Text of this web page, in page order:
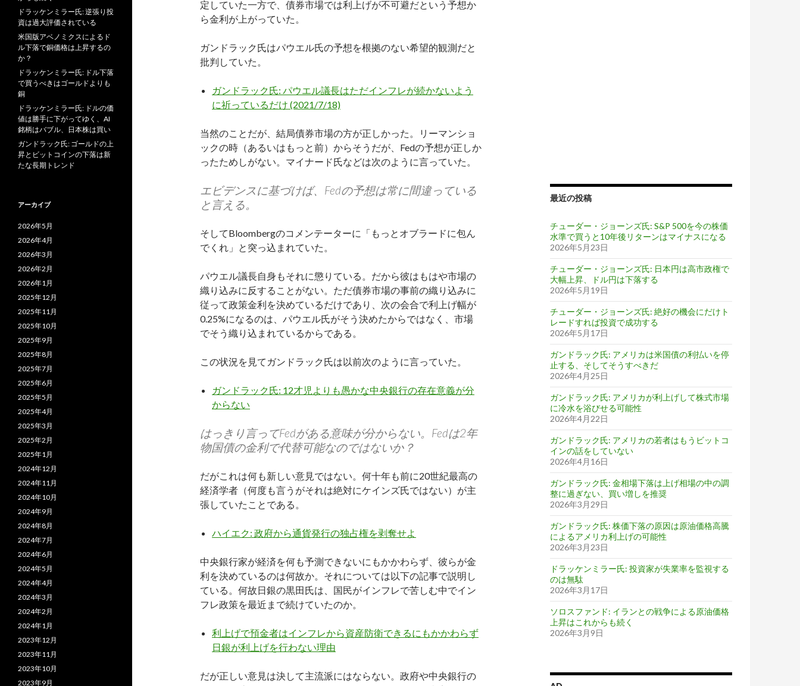
定していた一方で、債券市場では利上げが不可避だという予想か
ら金利が上がっていた。
ガンドラック氏はパウエル氏の予想を根拠のない希望的観測だと
批判していた。
ガンドラック氏: パウエル議長はただインフレが続かないよう
に祈っているだけ (2021/7/18)
当然のことだが、結局債券市場の方が正しかった。リーマンショ
ックの時（あるいはもっと前）からそうだが、Fedの予想が正しか
ったためしがない。マイナード氏などは次のように言っていた。
エビデンスに基づけば、Fedの予想は常に間違っている
と言える。
そしてBloombergのコメンテーターに「もっとオブラードに包ん
でくれ」と突っ込まれていた。
パウエル議長自身もそれに懲りている。だから彼はもはや市場の
織り込みに反することがない。ただ債券市場の事前の織り込みに
従って政策金利を決めているだけであり、次の会合で利上げ幅が
0.25%になるのは、パウエル氏がそう決めたからではなく、市場
でそう織り込まれているからである。
この状況を見てガンドラック氏は以前次のように言っていた。
ガンドラック氏: 12才児よりも愚かな中央銀行の存在意義が分
からない
はっきり言ってFedがある意味が分からない。Fedは2年
物国債の金利で代替可能なのではないか？
だがこれは何も新しい意見ではない。何十年も前に20世紀最高の
経済学者（何度も言うがそれは絶対にケインズ氏ではない）が主
張していたことである。
ハイエク: 政府から通貨発行の独占権を剥奪せよ
中央銀行家が経済を何も予測できないにもかかわらず、彼らが金
利を決めているのは何故か。それについては以下の記事で説明し
ている。何故日銀の黒田氏は、国民がインフレで苦しむ中でイン
フレ政策を最近まで続けていたのか。
利上げで預金者はインフレから資産防衛できるにもかかわらず
日銀が利上げを行わない理由
だが正しい意見は決して主流派にはならない。政府や中央銀行の
最近の投稿
チューダー・ジョーンズ氏: S&P 500を今の株価
水準で買うと10年後リターンはマイナスになる
2026年5月23日
チューダー・ジョーンズ氏: 日本円は高市政権で
大幅上昇、ドル円は下落する
2026年5月19日
チューダー・ジョーンズ氏: 絶好の機会にだけト
レードすれば投資で成功する
2026年5月17日
ガンドラック氏: アメリカは米国債の利払いを停
止する、そしてそうすべきだ
2026年4月25日
ガンドラック氏: アメリカが利上げして株式市場
に冷水を浴びせる可能性
2026年4月22日
ガンドラック氏: アメリカの若者はもうビットコ
インの話をしていない
2026年4月16日
ガンドラック氏: 金相場下落は上げ相場の中の調
整に過ぎない、買い増しを推奨
2026年3月29日
ガンドラック氏: 株価下落の原因は原油価格高騰
によるアメリカ利上げの可能性
2026年3月23日
ドラッケンミラー氏: 投資家が失業率を監視する
のは無駄
2026年3月17日
ソロスファンド: イランとの戦争による原油価格
上昇はこれからも続く
2026年3月9日
ドラッケンミラー氏: 逆張り投
資は過大評価されている
米国版アベノミクスによるド
ル下落で銅価格は上昇するの
か？
ドラッケンミラー氏: ドル下落
で買うべきはゴールドよりも
銅
ドラッケンミラー氏: ドルの価
値は勝手に下がってゆく、AI
銘柄はバブル、日本株は買い
ガンドラック氏: ゴールドの上
昇とビットコインの下落は新
たな長期トレンド
アーカイブ
2026年5月
2026年4月
2026年3月
2026年2月
2026年1月
2025年12月
2025年11月
2025年10月
2025年9月
2025年8月
2025年7月
2025年6月
2025年5月
2025年4月
2025年3月
2025年2月
2025年1月
2024年12月
2024年11月
2024年10月
2024年9月
2024年8月
2024年7月
2024年6月
2024年5月
2024年4月
2024年3月
2024年2月
2024年1月
2023年12月
2023年11月
2023年10月
2023年9月